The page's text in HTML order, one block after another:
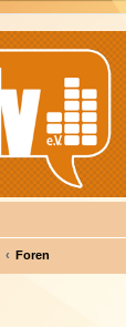
Foren